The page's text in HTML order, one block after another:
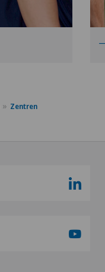
Zentren